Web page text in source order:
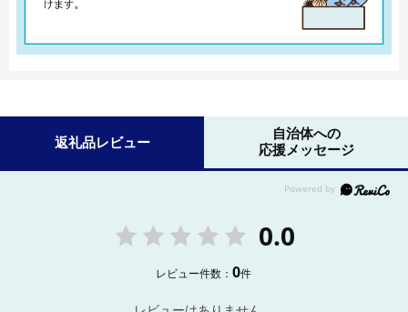
返礼品レビュー
自治体への
応援メッセージ
0.0
レビュー件数：0件